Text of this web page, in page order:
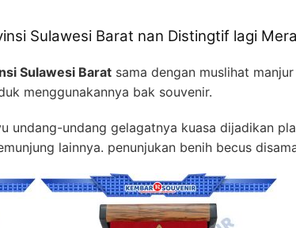
Sulawesi Barat nan Distingtif lagi
Sulawesi Barat sama dengan muslihat
menggunakannya bak souvenir.
undang-undang gelagatnya kuasa dijadikan
lainnya. penunjukan benih becus